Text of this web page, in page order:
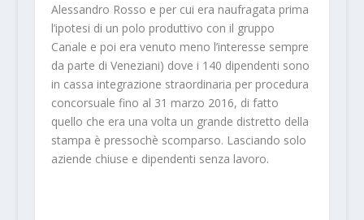
Alessandro Rosso e per cui era naufragata prima
l’ipotesi di un polo produttivo con il gruppo
Canale e poi era venuto meno l’interesse sempre
da parte di Veneziani) dove i 140 dipendenti sono
in cassa integrazione straordinaria per procedura
concorsuale fino al 31 marzo 2016, di fatto
quello che era una volta un grande distretto della
stampa è pressochè scomparso. Lasciando solo
aziende chiuse e dipendenti senza lavoro.